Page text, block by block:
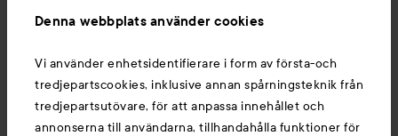
Denna webbplats använder cookies
Vi använder enhetsidentifierare i form av första-och
tredjepartscookies, inklusive annan spårningsteknik från
tredjepartsutövare, för att anpassa innehållet och
annonserna till användarna, tillhandahålla funktioner för
Du kanske också gillar